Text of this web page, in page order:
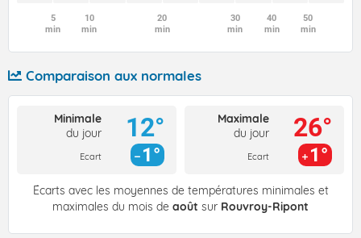
5
min
10
min
20
min
30
min
40
min
50
min
Comparaison aux normales
Minimale
du jour
Ecart
12°
1°
Maximale
du jour
Ecart
26°
1°
Écarts avec les moyennes de températures minimales et
maximales du mois de août sur Rouvroy-Ripont